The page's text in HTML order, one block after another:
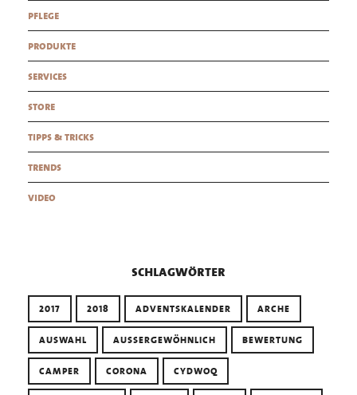
pflege
produkte
services
store
tipps & tricks
trends
video
schlagwörter
2017 2018 ADVENTSKALENDER ARCHE
AUSWAHL AUSSERGEWÖHNLICH BEWERTUNG
CAMPER CORONA CYDWOQ